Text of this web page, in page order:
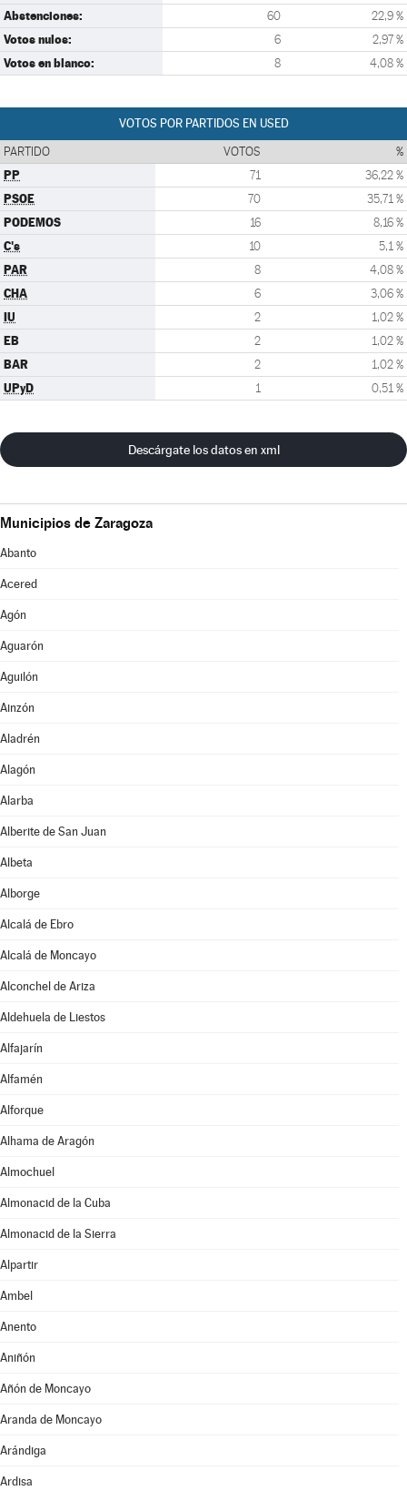
Abstenciones: 60 22,9 %
Votos nulos: 6 2,97 %
Votos en blanco: 8 4,08 %
VOTOS POR PARTIDOS EN USED
PARTIDO VOTOS %
PP 71 36,22 %
PSOE 70 35,71 %
PODEMOS 16 8,16 %
C's 10 5,1 %
PAR 8 4,08 %
CHA 6 3,06 %
IU 2 1,02 %
EB 2 1,02 %
BAR 2 1,02 %
UPyD 1 0,51 %
Descárgate los datos en xml
Municipios de Zaragoza
Abanto
Acered
Agón
Aguarón
Aguilón
Ainzón
Aladrén
Alagón
Alarba
Alberite de San Juan
Albeta
Alborge
Alcalá de Ebro
Alcalá de Moncayo
Alconchel de Ariza
Aldehuela de Liestos
Alfajarín
Alfamén
Alforque
Alhama de Aragón
Almochuel
Almonacid de la Cuba
Almonacid de la Sierra
Alpartir
Ambel
Anento
Aniñón
Añón de Moncayo
Aranda de Moncayo
Arándiga
Ardisa